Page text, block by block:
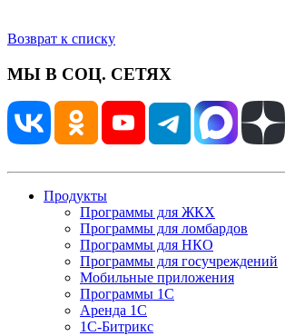
Возврат к списку
МЫ В СОЦ. СЕТЯХ
Продукты
Программы для ЖКХ
Программы для ломбардов
Программы для НКО
Программы для госучреждений
Мобильные приложения
Программы 1С
Аренда 1С
1С-Битрикс